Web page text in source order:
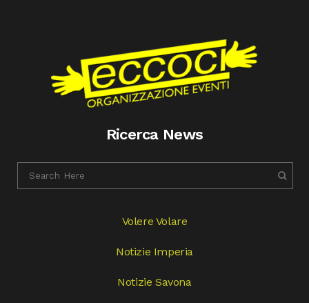
Ricerca News
Volere Volare
Notizie Imperia
Notizie Savona